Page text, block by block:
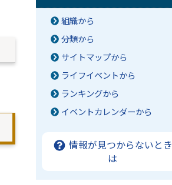
組織から
分類から
サイトマップから
ライフイベントから
ランキングから
イベントカレンダーから
情報が見つからないとき
は